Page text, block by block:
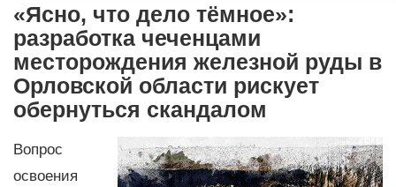
«Ясно, что дело тёмное»:
разработка чеченцами
месторождения железной руды в
Орловской области рискует
обернуться скандалом
Вопрос
освоения